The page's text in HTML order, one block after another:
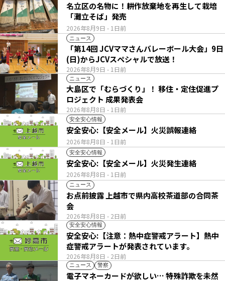
2026年8月9日 - 1日前
名立区の名物に！耕作放棄地を再生して栽培
「灘立そば」発売
ニュース
2026年8月9日 - 1日前
「第14回 JCVママさんバレーボール大会」9日
(日)からJCVスペシャルで放送！
ニュース
2026年8月8日 - 1日前
大島区で「むらづくり」！ 移住・定住促進プ
ロジェクト 成果発表会
安全安心情報
2026年8月8日 - 1日前
安全安心:【安全メール】火災誤報連絡
安全安心情報
2026年8月8日 - 1日前
安全安心:【安全メール】火災発生連絡
ニュース
2026年8月8日 - 2日前
お点前披露 上越市で県内高校茶道部の合同茶
会
安全安心情報
2026年8月8日 - 2日前
安全安心:【注意：熱中症警戒アラート】熱中
症警戒アラートが発表されています。
ニュース 警察
電子マネーカードが欲しい… 特殊詐欺を未然